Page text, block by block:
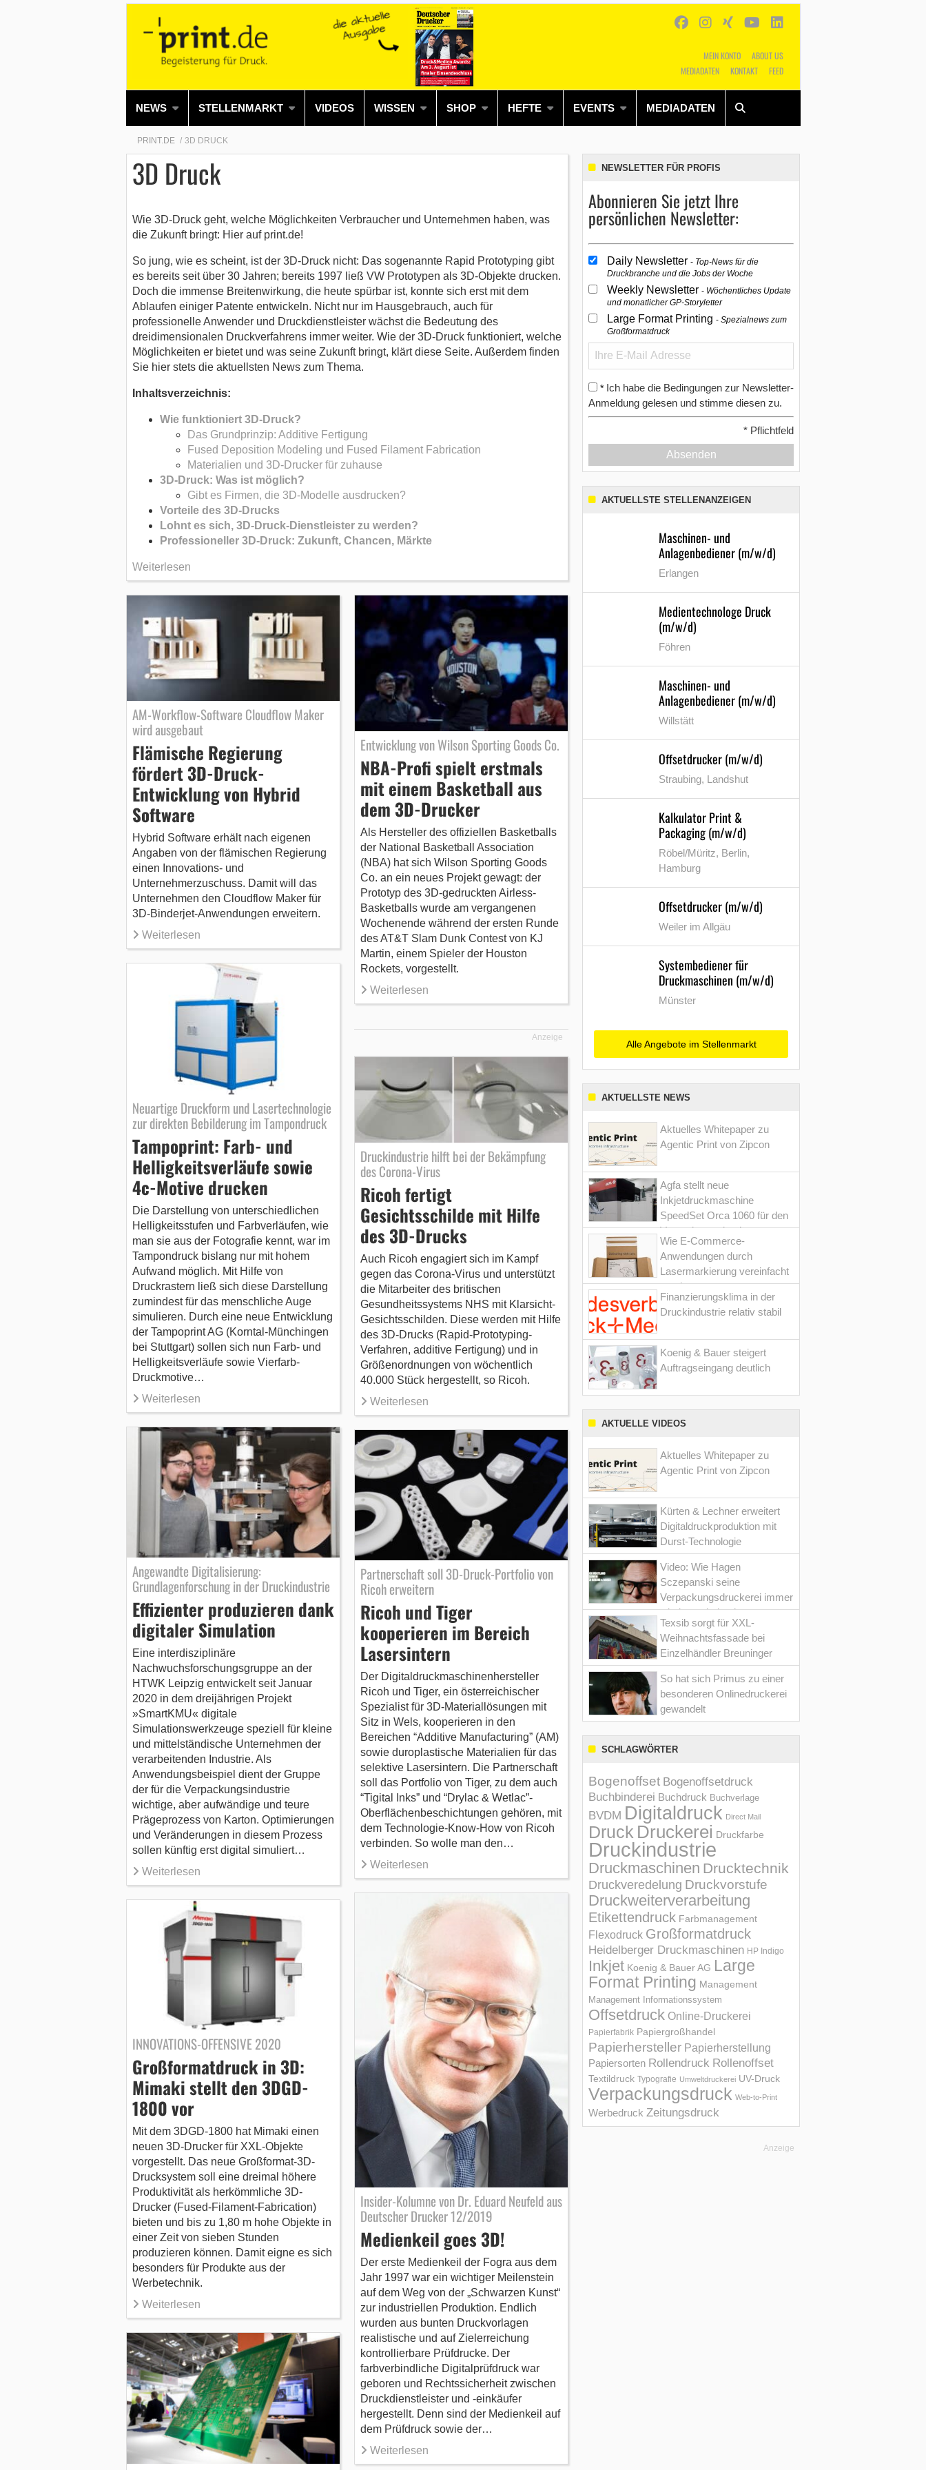
MEIN KONTO
ABOUT US
MEDIADATEN
KONTAKT FEED
NEWS STELLENMARKT VIDEOS WISSEN SHOP HEFTE EVENTS MEDIADATEN
Alles Shop SUCHEN
PRINT.DE 3D DRUCK
3D Druck
Wie 3D-Druck geht, welche Möglichkeiten Verbraucher und Unternehmen haben, was
die Zukunft bringt: Hier auf print.de!
So jung, wie es scheint, ist der 3D-Druck nicht: Das sogenannte Rapid Prototyping gibt
es bereits seit über 30 Jahren; bereits 1997 ließ VW Prototypen als 3D-Objekte drucken.
Doch die immense Breitenwirkung, die heute spürbar ist, konnte sich erst mit dem
Ablaufen einiger Patente entwickeln. Nicht nur im Hausgebrauch, auch für
professionelle Anwender und Druckdienstleister wächst die Bedeutung des
dreidimensionalen Druckverfahrens immer weiter. Wie der 3D-Druck funktioniert, welche
Möglichkeiten er bietet und was seine Zukunft bringt, klärt diese Seite. Außerdem finden
Sie hier stets die aktuellsten News zum Thema.
Inhaltsverzeichnis:
Wie funktioniert 3D-Druck?
Das Grundprinzip: Additive Fertigung
Fused Deposition Modeling und Fused Filament Fabrication
Materialien und 3D-Drucker für zuhause
3D-Druck: Was ist möglich?
Gibt es Firmen, die 3D-Modelle ausdrucken?
Vorteile des 3D-Drucks
Lohnt es sich, 3D-Druck-Dienstleister zu werden?
Professioneller 3D-Druck: Zukunft, Chancen, Märkte
Weiterlesen
AM-Workflow-Software Cloudflow Maker
wird ausgebaut
Flämische Regierung
fördert 3D-Druck-
Entwicklung von Hybrid
Software
Hybrid Software erhält nach eigenen
Angaben von der flämischen Regierung
einen Innovations- und
Unternehmerzuschuss. Damit will das
Unternehmen den Cloudflow Maker für
3D-Binderjet-Anwendungen erweitern.
Weiterlesen
Entwicklung von Wilson Sporting Goods Co.
NBA-Profi spielt erstmals
mit einem Basketball aus
dem 3D-Drucker
Als Hersteller des offiziellen Basketballs
der National Basketball Association
(NBA) hat sich Wilson Sporting Goods
Co. an ein neues Projekt gewagt: der
Prototyp des 3D-gedruckten Airless-
Basketballs wurde am vergangenen
Wochenende während der ersten Runde
des AT&T Slam Dunk Contest von KJ
Martin, einem Spieler der Houston
Rockets, vorgestellt.
Weiterlesen
Neuartige Druckform und Lasertechnologie
zur direkten Bebilderung im Tampondruck
Tampoprint: Farb- und
Helligkeitsverläufe sowie
4c-Motive drucken
Die Darstellung von unterschiedlichen
Helligkeitsstufen und Farbverläufen, wie
man sie aus der Fotografie kennt, war im
Tampondruck bislang nur mit hohem
Aufwand möglich. Mit Hilfe von
Druckrastern ließ sich diese Darstellung
zumindest für das menschliche Auge
simulieren. Durch eine neue Entwicklung
der Tampoprint AG (Korntal-Münchingen
bei Stuttgart) sollen sich nun Farb- und
Helligkeitsverläufe sowie Vierfarb-
Druckmotive…
Weiterlesen
Anzeige
Angewandte Digitalisierung:
Grundlagenforschung in der Druckindustrie
Effizienter produzieren dank
digitaler Simulation
Eine interdisziplinäre
Nachwuchsforschungsgruppe an der
HTWK Leipzig entwickelt seit Januar
2020 in dem dreijährigen Projekt
»SmartKMU« digitale
Simulationswerkzeuge speziell für kleine
und mittelständische Unternehmen der
verarbeitenden Industrie. Als
Anwendungsbeispiel dient der Gruppe
der für die Verpackungsindustrie
wichtige, aber aufwändige und teure
Prägeprozess von Karton. Optimierungen
und Veränderungen in diesem Prozess
sollen künftig erst digital simuliert…
Weiterlesen
Druckindustrie hilft bei der Bekämpfung
des Corona-Virus
Ricoh fertigt
Gesichtsschilde mit Hilfe
des 3D-Drucks
Auch Ricoh engagiert sich im Kampf
gegen das Corona-Virus und unterstützt
die Mitarbeiter des britischen
Gesundheitssystems NHS mit Klarsicht-
Gesichtsschilden. Diese werden mit Hilfe
des 3D-Drucks (Rapid-Prototyping-
Verfahren, additive Fertigung) und in
Größenordnungen von wöchentlich
40.000 Stück hergestellt, so Ricoh.
Weiterlesen
INNOVATIONS-OFFENSIVE 2020
Großformatdruck in 3D:
Mimaki stellt den 3DGD-
1800 vor
Mit dem 3DGD-1800 hat Mimaki einen
neuen 3D-Drucker für XXL-Objekte
vorgestellt. Das neue Großformat-3D-
Drucksystem soll eine dreimal höhere
Produktivität als herkömmliche 3D-
Drucker (Fused-Filament-Fabrication)
bieten und bis zu 1,80 m hohe Objekte in
einer Zeit von sieben Stunden
produzieren können. Damit eigne es sich
besonders für Produkte aus der
Werbetechnik.
Weiterlesen
Partnerschaft soll 3D-Druck-Portfolio von
Ricoh erweitern
Ricoh und Tiger
kooperieren im Bereich
Lasersintern
Der Digitaldruckmaschinenhersteller
Ricoh und Tiger, ein österreichischer
Spezialist für 3D-Materiallösungen mit
Sitz in Wels, kooperieren in den
Bereichen “Additive Manufacturing” (AM)
sowie duroplastische Materialien für das
selektive Lasersintern. Die Partnerschaft
soll das Portfolio von Tiger, zu dem auch
“Tigital Inks” und “Drylac & Wetlac”-
Oberflächenbeschichtungen gehören, mit
dem Technologie-Know-How von Ricoh
verbinden. So wolle man den…
Weiterlesen
Insider-Kolumne von Dr. Eduard Neufeld aus
Deutscher Drucker 12/2019
Medienkeil goes 3D!
Der erste Medienkeil der Fogra aus dem
Jahr 1997 war ein wichtiger Meilenstein
auf dem Weg von der „Schwarzen Kunst“
zur industriellen Produktion. Endlich
wurden aus bunten Druckvorlagen
realistische und auf Zielerreichung
kontrollierbare Prüfdrucke. Der
farbverbindliche Digitalprüfdruck war
geboren und Rechtssicherheit zwischen
Druckdienstleister und -einkäufer
hergestellt. Denn sind der Medienkeil auf
dem Prüfdruck sowie der…
Weiterlesen
NEWSLETTER FÜR PROFIS
Abonnieren Sie jetzt Ihre
persönlichen Newsletter:
Daily Newsletter Top-News für die
Druckbranche und die Jobs der Woche
Weekly Newsletter Wöchentliches Update
und monatlicher GP-Storyletter
Large Format Printing Spezialnews zum
Großformatdruck
* Ich habe die Bedingungen zur Newsletter-
Anmeldung gelesen und stimme diesen zu.
* Pflichtfeld
Absenden
AKTUELLSTE STELLENANZEIGEN
Maschinen- und
Anlagenbediener (m/w/d)
Erlangen
Medientechnologe Druck
(m/w/d)
Föhren
Maschinen- und
Anlagenbediener (m/w/d)
Willstätt
Offsetdrucker (m/w/d)
Straubing, Landshut
Kalkulator Print &
Packaging (m/w/d)
Röbel/Müritz, Berlin,
Hamburg
Offsetdrucker (m/w/d)
Weiler im Allgäu
Systembediener für
Druckmaschinen (m/w/d)
Münster
Alle Angebote im Stellenmarkt
AKTUELLSTE NEWS
Aktuelles Whitepaper zu
Agentic Print von Zipcon
Agfa stellt neue
Inkjetdruckmaschine
SpeedSet Orca 1060 für den
Verpackungsdruck vor
Wie E-Commerce-
Anwendungen durch
Lasermarkierung vereinfacht
werden
Finanzierungsklima in der
Druckindustrie relativ stabil
Koenig & Bauer steigert
Auftragseingang deutlich
AKTUELLE VIDEOS
Aktuelles Whitepaper zu
Agentic Print von Zipcon
Kürten & Lechner erweitert
Digitaldruckproduktion mit
Durst-Technologie
Video: Wie Hagen
Sczepanski seine
Verpackungsdruckerei immer
wieder optimiert hat
Texsib sorgt für XXL-
Weihnachtsfassade bei
Einzelhändler Breuninger
So hat sich Primus zu einer
besonderen Onlinedruckerei
gewandelt
SCHLAGWÖRTER
Bogenoffset Bogenoffsetdruck
Buchbinderei Buchdruck Buchverlage
BVDM Digitaldruck Direct Mail
Druck Druckerei Druckfarbe
Druckindustrie
Druckmaschinen Drucktechnik
Druckveredelung Druckvorstufe
Druckweiterverarbeitung
Etikettendruck Farbmanagement
Flexodruck Großformatdruck
Heidelberger Druckmaschinen HP Indigo
Inkjet Koenig & Bauer AG Large
Format Printing Management
Management Informations­system
Offsetdruck Online-Druckerei
Papierfabrik Papiergroßhandel
Papierhersteller Papierherstellung
Papiersorten Rollendruck Rollenoffset
Textildruck Typografie Umweltdruckerei UV-Druck
Verpackungsdruck Web-to-Print
Werbedruck Zeitungsdruck
Anzeige